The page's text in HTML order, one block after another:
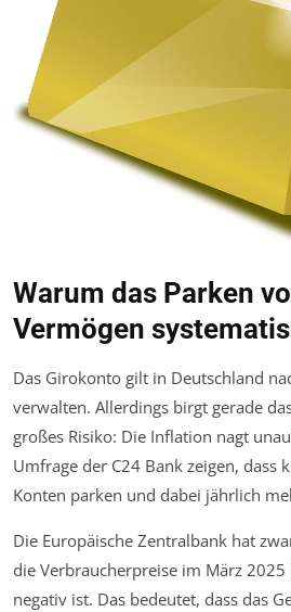
Warum das Parken
Vermögen
Das Girokonto gilt in Deutschland
verwalten. Allerdings birgt gerade
großes Risiko: Die Inflation nagt
Umfrage der C24 Bank zeigen,
Konten parken und dabei jährlich
Die Europäische Zentralbank hat
die Verbraucherpreise im März
negativ ist. Das bedeutet, dass das